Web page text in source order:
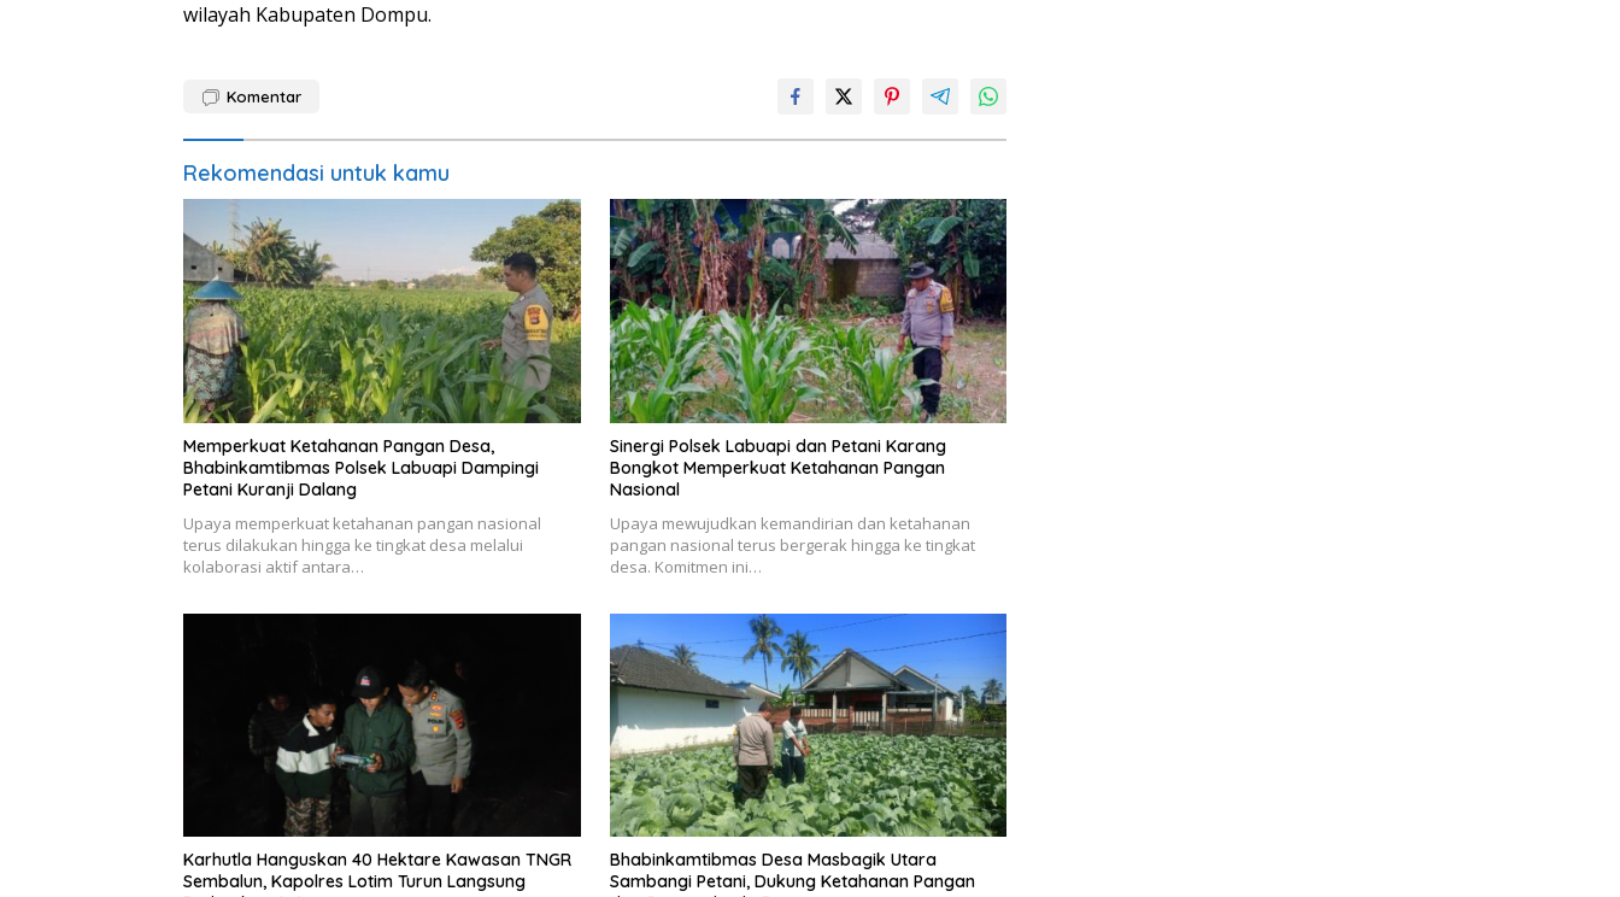
wilayah Kabupaten Dompu.
Komentar
Rekomendasi untuk kamu
Memperkuat Ketahanan Pangan Desa,
Bhabinkamtibmas Polsek Labuapi Dampingi
Petani Kuranji Dalang
Upaya memperkuat ketahanan pangan nasional
terus dilakukan hingga ke tingkat desa melalui
kolaborasi aktif antara…
Sinergi Polsek Labuapi dan Petani Karang
Bongkot Memperkuat Ketahanan Pangan
Nasional
Upaya mewujudkan kemandirian dan ketahanan
pangan nasional terus bergerak hingga ke tingkat
desa. Komitmen ini…
Karhutla Hanguskan 40 Hektare Kawasan TNGR
Sembalun, Kapolres Lotim Turun Langsung
Bhabinkamtibmas Desa Masbagik Utara
Sambangi Petani, Dukung Ketahanan Pangan